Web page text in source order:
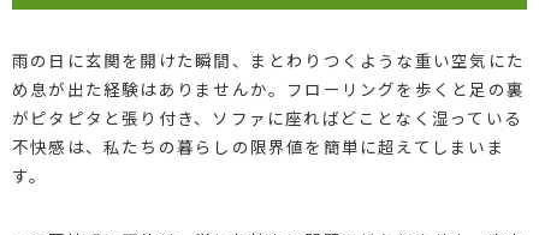
雨の日に玄関を開けた瞬間、まとわりつくような重い空気にた
め息が出た経験はありませんか。フローリングを歩くと足の裏
がピタピタと張り付き、ソファに座ればどことなく湿っている
不快感は、私たちの暮らしの限界値を簡単に超えてしまいま
す。